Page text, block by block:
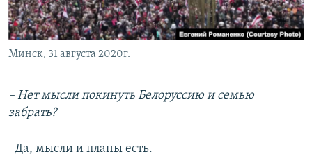
Минск, 31 августа 2020г.
– Нет мысли покинуть Белоруссию и семью
забрать?
–Да, мысли и планы есть.